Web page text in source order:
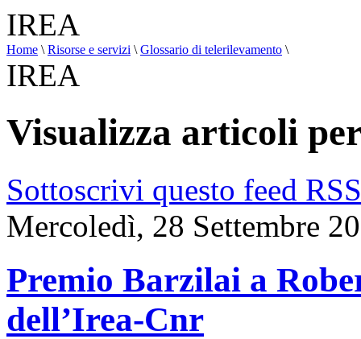
Home \ Risorse e servizi \ Glossario di telerilevamento \
IREA
Visualizza articoli
Sottoscrivi questo feed RSS
Mercoledì, 28 Settembre
Premio Barzilai a
dell’Irea-Cnr